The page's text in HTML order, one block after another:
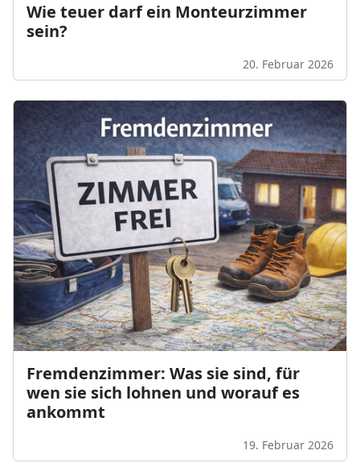
Wie teuer darf ein Monteurzimmer
sein?
20. Februar 2026
Fremdenzimmer: Was sie sind, für
wen sie sich lohnen und worauf es
ankommt
19. Februar 2026